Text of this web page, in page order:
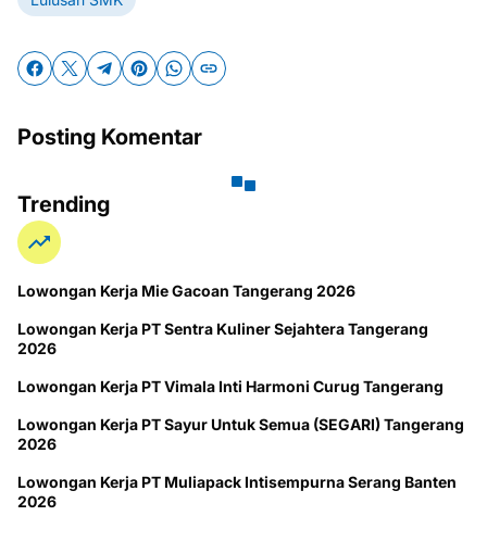
Posting Komentar
Trending
Lowongan Kerja Mie Gacoan Tangerang 2026
Lowongan Kerja PT Sentra Kuliner Sejahtera Tangerang
2026
Lowongan Kerja PT Vimala Inti Harmoni Curug Tangerang
Lowongan Kerja PT Sayur Untuk Semua (SEGARI) Tangerang
2026
Lowongan Kerja PT Muliapack Intisempurna Serang Banten
2026